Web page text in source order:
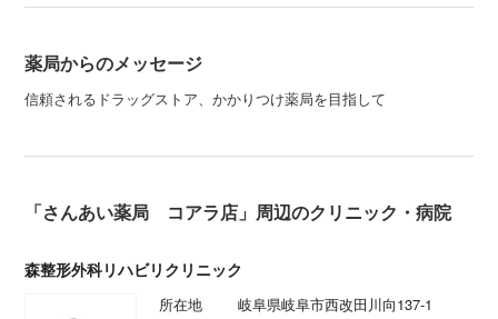
薬局からのメッセージ
信頼されるドラッグストア、かかりつけ薬局を目指して
「さんあい薬局 コアラ店」周辺のクリニック・病院
森整形外科リハビリクリニック
所在地
岐阜県岐阜市西改田川向137-1